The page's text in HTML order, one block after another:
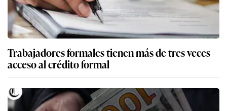
Trabajadores formales tienen más de tres veces
acceso al crédito formal